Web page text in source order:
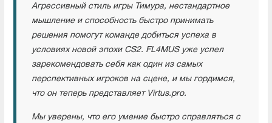
Агрессивный стиль игры Тимура, нестандартное
мышление и способность быстро принимать
решения помогут команде добиться успеха в
условиях новой эпохи CS2. FL4MUS уже успел
зарекомендовать себя как один из самых
перспективных игроков на сцене, и мы гордимся,
что он теперь представляет Virtus.pro.
Мы уверены, что его умение быстро справляться с